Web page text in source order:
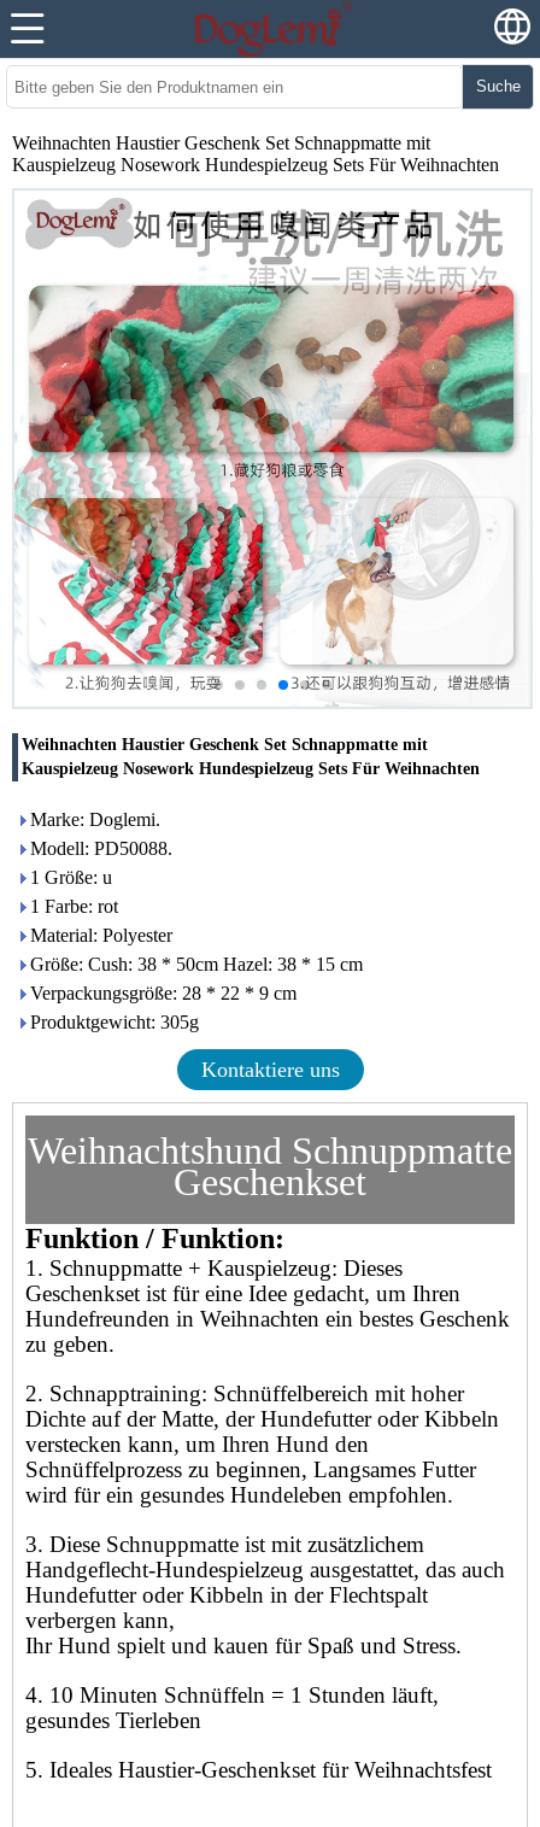
Suche
Weihnachten Haustier Geschenk Set Schnappmatte mit
Kauspielzeug Nosework Hundespielzeug Sets Für Weihnachten
Weihnachten Haustier Geschenk Set Schnappmatte mit
Kauspielzeug Nosework Hundespielzeug Sets Für Weihnachten
Marke: Doglemi.
Modell: PD50088.
1 Größe: u
1 Farbe: rot
Material: Polyester
Größe: Cush: 38 * 50cm Hazel: 38 * 15 cm
Verpackungsgröße: 28 * 22 * ​​9 cm
Produktgewicht: 305g
Kontaktiere uns
Weihnachtshund Schnuppmatte
Geschenkset
Funktion / Funktion:
1. Schnuppmatte + Kauspielzeug: Dieses
Geschenkset ist für eine Idee gedacht, um Ihren
Hundefreunden in Weihnachten ein bestes Geschenk
zu geben.
2. Schnapptraining: Schnüffelbereich mit hoher
Dichte auf der Matte, der Hundefutter oder Kibbeln
verstecken kann, um Ihren Hund den
Schnüffelprozess zu beginnen, Langsames Futter
wird für ein gesundes Hundeleben empfohlen.
3. Diese Schnuppmatte ist mit zusätzlichem
Handgeflecht-Hundespielzeug ausgestattet, das auch
Hundefutter oder Kibbeln in der Flechtspalt
verbergen kann,
Ihr Hund spielt und kauen für Spaß und Stress.
4. 10 Minuten Schnüffeln = 1 Stunden läuft,
gesundes Tierleben
5. Ideales Haustier-Geschenkset für Weihnachtsfest